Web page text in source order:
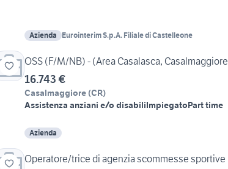
Azienda Eurointerim S.p.A. Filiale di Castelleone
OSS (F/M/NB) - (Area Casalasca,
16.743 €
Casalmaggiore (CR)
Assistenza anziani e/o disabiliImpiegatoPart time
Azienda
Operatore/trice di agenzia scommesse sportive